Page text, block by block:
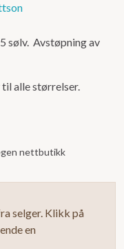
sølv. Avstøpning av
alle størrelser.
nettbutikk
selger. Klikk på
en